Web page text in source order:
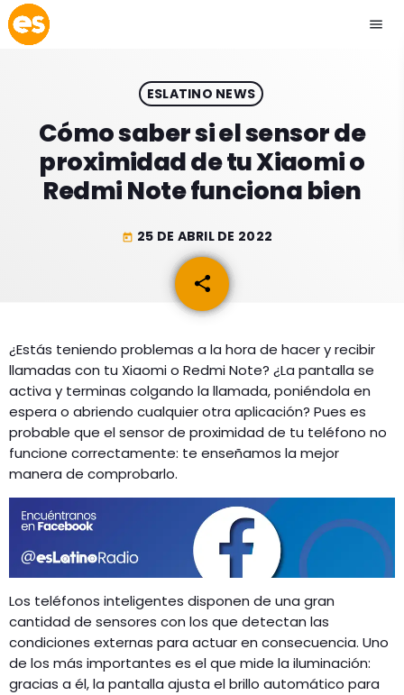
menu
play_arrow EMISIÓN LA PAZ
play_arrow EMISIÓN COCHABAMBA
ACTUALIDAD
ESPECTÁCULOS
GEEKERS
MÚSICA
ENTRETENIMIENTO
PROGRAMACIÓN
INICIO
RADIO SPLENDID
ESLATINO NEWS
Cómo saber si el sensor de
proximidad de tu Xiaomi o
Redmi Note funciona bien
today 25 DE ABRIL DE 2022
share
email
¿Estás teniendo problemas a la hora de hacer y recibir
llamadas con tu Xiaomi o Redmi Note? ¿La pantalla se
activa y terminas colgando la llamada, poniéndola en
espera o abriendo cualquier otra aplicación? Pues es
probable que el sensor de proximidad de tu teléfono no
funcione correctamente: te enseñamos la mejor
manera de comprobarlo.
Los teléfonos inteligentes disponen de una gran
cantidad de sensores con los que detectan las
condiciones externas para actuar en consecuencia. Uno
de los más importantes es el que mide la iluminación:
gracias a él, la pantalla ajusta el brillo automático para